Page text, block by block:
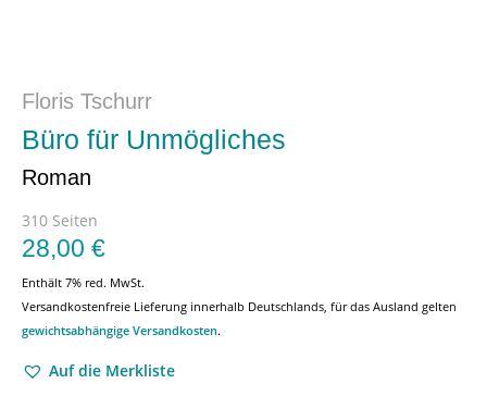
Floris Tschurr
Büro für Unmögliches
Roman
310 Seiten
28,00 €
Enthält 7% red. MwSt.
Versandkostenfreie Lieferung innerhalb Deutschlands, für das Ausland gelten
gewichtsabhängige Versandkosten.
Auf die Merkliste